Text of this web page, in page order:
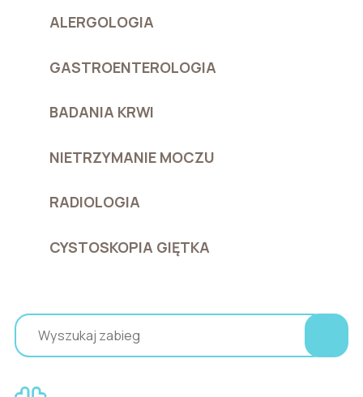
ALERGOLOGIA
GASTROENTEROLOGIA
BADANIA KRWI
NIETRZYMANIE MOCZU
RADIOLOGIA
CYSTOSKOPIA GIĘTKA